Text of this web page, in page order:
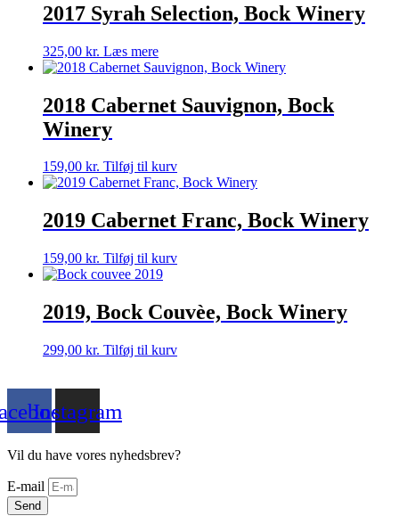
2017 Syrah Selection, Bock Winery
325,00 kr. Læs mere
2018 Cabernet Sauvignon, Bock
Winery
159,00 kr. Tilføj til kurv
2019 Cabernet Franc, Bock Winery
159,00 kr. Tilføj til kurv
2019, Bock Couvèe, Bock Winery
299,00 kr. Tilføj til kurv
Instagram
Vil du have vores nyhedsbrev?
E-mail
Send